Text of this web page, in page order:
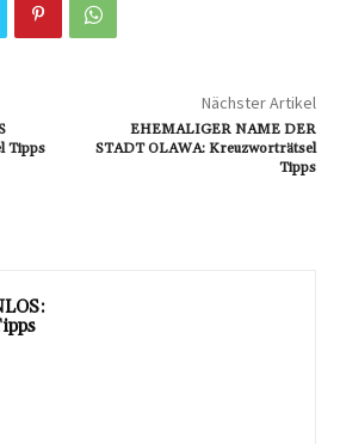
Tipps
Nächster Artikel
EHEMALIGER NAME DER
STADT OLAWA: Kreuzworträtsel
Tipps